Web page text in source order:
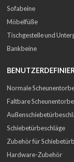
Sofabeine
Möbelfüße
Tischgestelle und
Bankbeine
Normale
Faltbare
Schiebetürbeschläge
Zubehör für
Hardware-Zubehör